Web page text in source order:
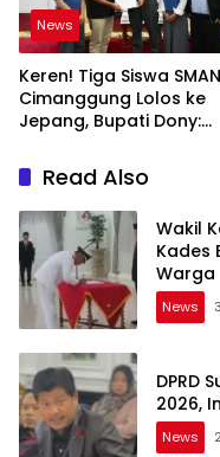
News
Keren! Tiga Siswa SMAN
Cimanggung Lolos ke
Jepang, Bupati Dony:
Read Also
Wakil
Kades
Warga
News
DPRD
2026,
News